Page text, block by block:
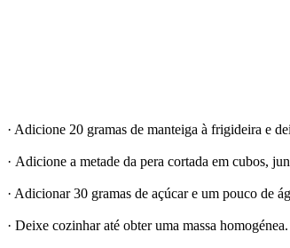
· Adicione 20 gramas de manteiga à frigideira e
· Adicione a metade da pera cortada em cubos,
· Adicionar 30 gramas de açúcar e um pouco de
· Deixe cozinhar até obter uma massa homogénea.